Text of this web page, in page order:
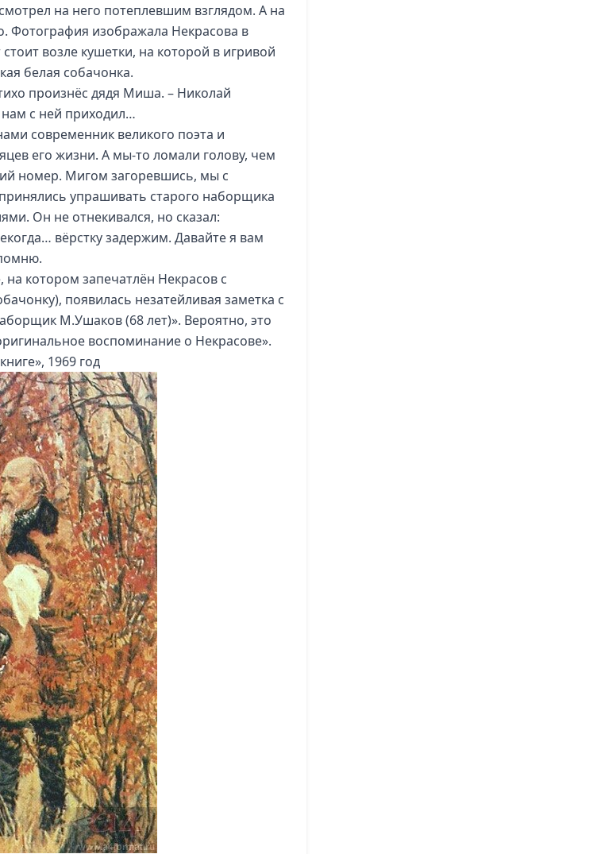
на него потеплевшим взглядом. А на
Фотография изображала Некрасова в
возле кушетки, на которой в игривой
белая собачонка.
произнёс дядя Миша. – Николай
с ней приходил…
современник великого поэта и
его жизни. А мы-то ломали голову, чем
номер. Мигом загоревшись, мы с
упрашивать старого наборщика
Он не отнекивался, но сказал:
вёрстку задержим. Давайте я вам
котором запечатлён Некрасов с
появилась незатейливая заметка с
М.Ушаков (68 лет)». Вероятно, это
воспоминание о Некрасове».
1969 год